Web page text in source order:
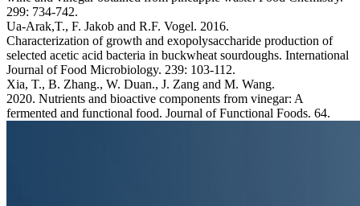
299: 734-742.
Ua-Arak,T., F. Jakob and R.F. Vogel. 2016.
Characterization of growth and exopolysaccharide production of
selected acetic acid bacteria in buckwheat sourdoughs. International
Journal of Food Microbiology. 239: 103-112.
Xia, T., B. Zhang., W. Duan., J. Zang and M. Wang.
2020. Nutrients and bioactive components from vinegar: A
fermented and functional food. Journal of Functional Foods. 64.